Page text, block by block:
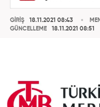
GİRİŞ
18.11.2021 08:43
GÜNCELLEME
18.11.2021 08:51